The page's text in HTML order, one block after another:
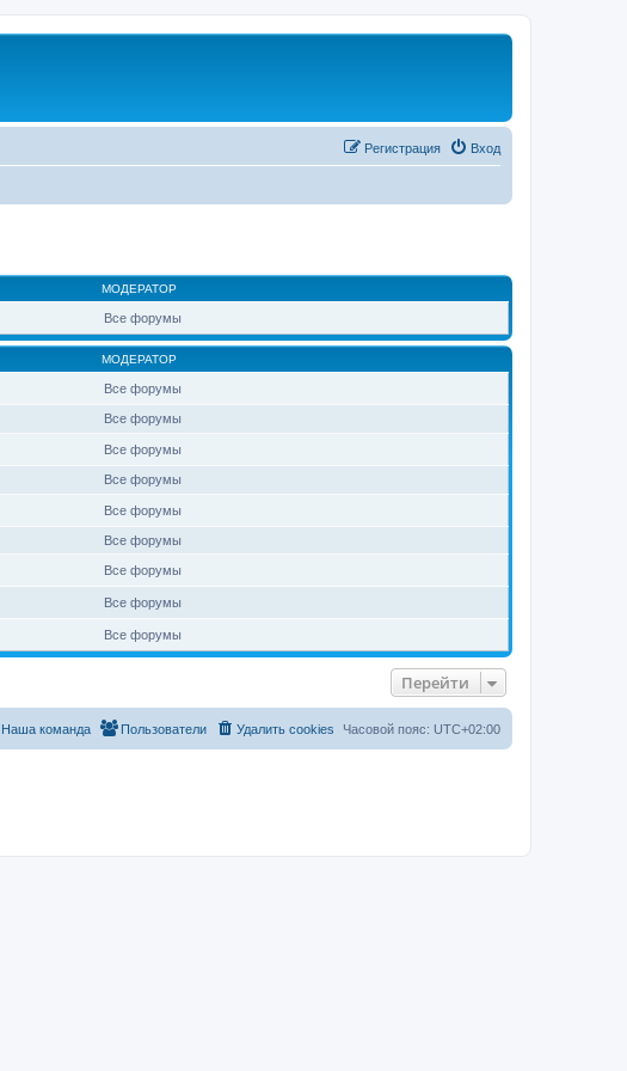
Вход
Регистрация
МОДЕРАТОР
Все форумы
МОДЕРАТОР
Все форумы
Все форумы
Все форумы
Все форумы
Все форумы
Все форумы
Все форумы
Все форумы
Все форумы
Перейти
Часовой пояс: UTC+02:00
Удалить cookies
Пользователи
Наша команда